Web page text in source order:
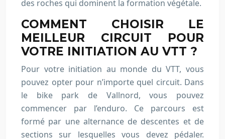
des roches qui dominent la formation végétale.
COMMENT CHOISIR LE
MEILLEUR CIRCUIT POUR
VOTRE INITIATION AU VTT ?
Pour votre initiation au monde du VTT, vous
pouvez opter pour n’importe quel circuit. Dans
le bike park de Vallnord, vous pouvez
commencer par l’enduro. Ce parcours est
formé par une alternance de descentes et de
sections sur lesquelles vous devez pédaler.